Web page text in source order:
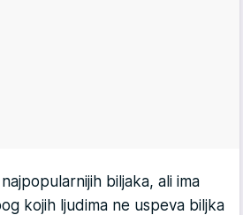
biljaka, ali ima
kojih ljudima ne uspeva biljka